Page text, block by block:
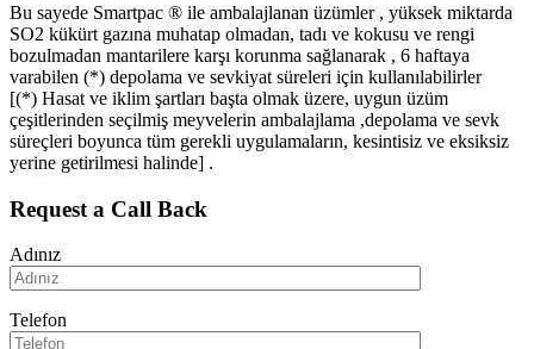
Bu sayede Smartpac ® ile ambalajlanan üzümler , yüksek miktarda
SO2 kükürt gazına muhatap olmadan, tadı ve kokusu ve rengi
bozulmadan mantarilere karşı korunma sağlanarak , 6 haftaya
varabilen (*) depolama ve sevkiyat süreleri için kullanılabilirler
[(*) Hasat ve iklim şartları başta olmak üzere, uygun üzüm
çeşitlerinden seçilmiş meyvelerin ambalajlama ,depolama ve sevk
süreçleri boyunca tüm gerekli uygulamaların, kesintisiz ve eksiksiz
yerine getirilmesi halinde] .
Request a Call Back
Adınız
Telefon